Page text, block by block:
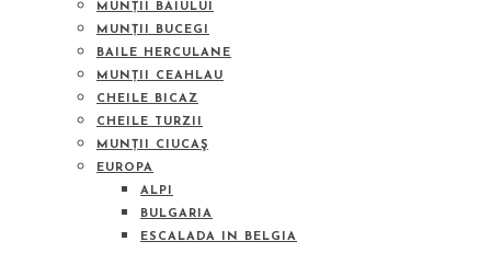
MUNȚII BAIULUI
MUNȚII BUCEGI
BAILE HERCULANE
MUNȚII CEAHLAU
CHEILE BICAZ
CHEILE TURZII
MUNȚII CIUCAŞ
EUROPA
ALPI
BULGARIA
ESCALADA IN BELGIA